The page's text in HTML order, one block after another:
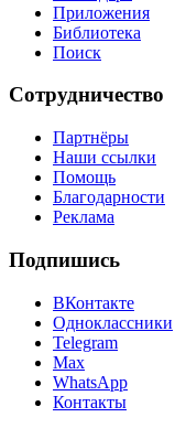
Приложения
Библиотека
Поиск
Сотрудничество
Партнёры
Наши ссылки
Помощь
Благодарности
Реклама
Подпишись
ВКонтакте
Одноклассники
Telegram
Max
WhatsApp
Контакты